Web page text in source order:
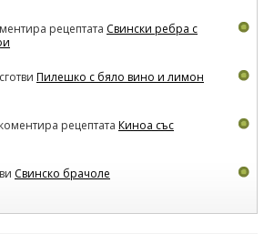
рецептата Свински ребра с
Пилешко с бяло вино и лимон
рецептата Киноа със
Свинско брачоле